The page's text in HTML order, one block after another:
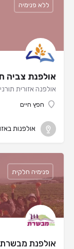
אולפנת צביה
אולפנה אזורית
חפץ חיים
ללא פנימיה
אולפנות
אולפנת מבשרת
פנימיה חלקית